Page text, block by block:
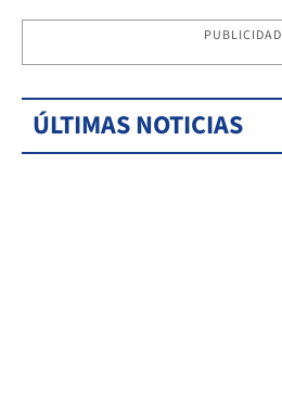
PUBLICIDAD
ÚLTIMAS NOTICIAS